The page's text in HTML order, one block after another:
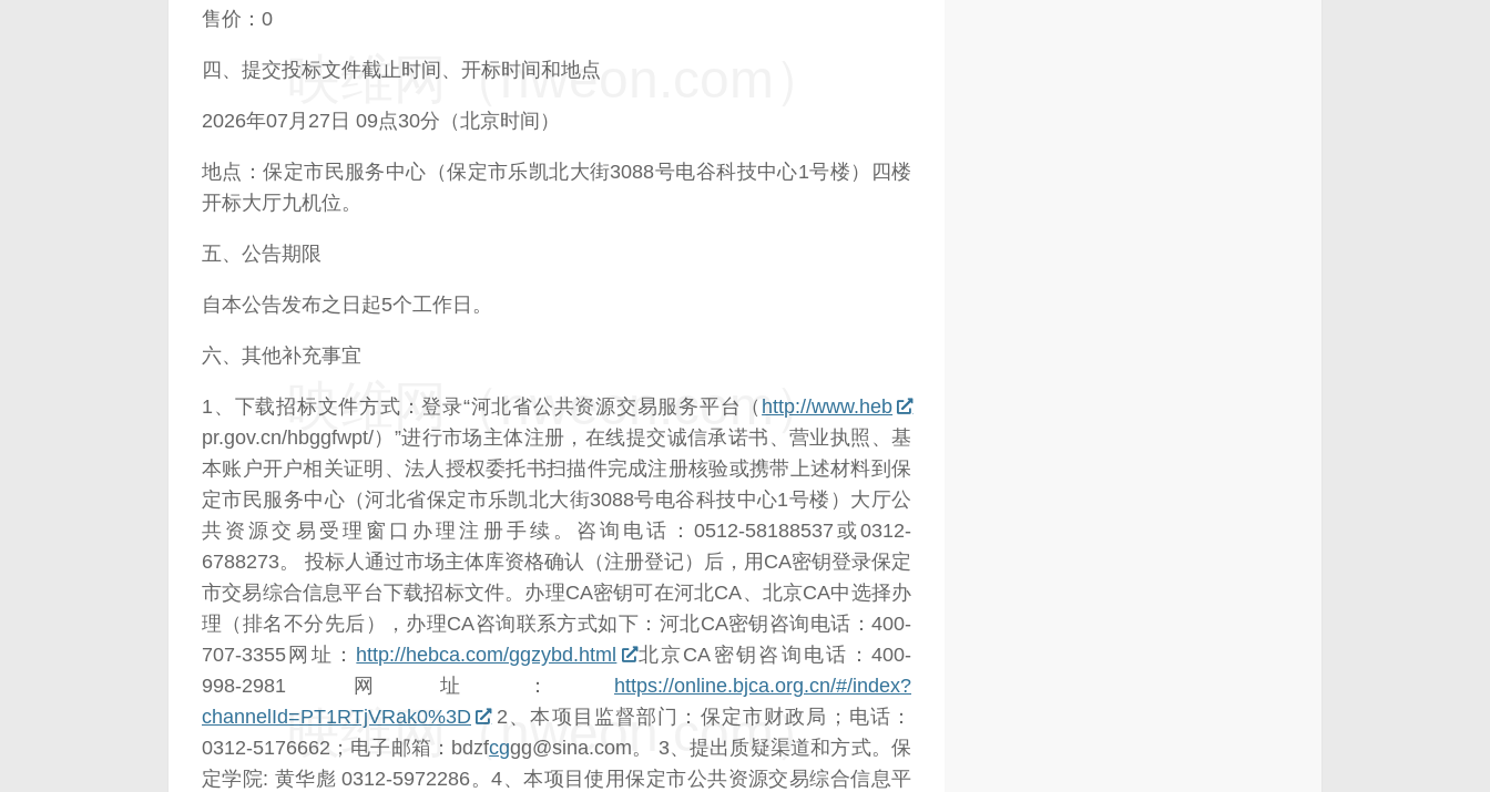
售价：0
四、提交投标文件截止时间、开标时间和地点
2026年07月27日 09点30分（北京时间）
地点：保定市民服务中心（保定市乐凯北大街3088号电谷科技中心1号楼）四楼
开标大厅九机位。
五、公告期限
自本公告发布之日起5个工作日。
六、其他补充事宜
1、下载招标文件方式：登录“河北省公共资源交易服务平台（ http://www.heb
pr.gov.cn/hbggfwpt/）”进行市场主体注册，在线提交诚信承诺书、营业执照、基
本账户开户相关证明、法人授权委托书扫描件完成注册核验或携带上述材料到保
定市民服务中心（河北省保定市乐凯北大街3088号电谷科技中心1号楼）大厅公
共资源交易受理窗口办理注册手续。咨询电话：0512-58188537或0312-
6788273。 投标人通过市场主体库资格确认（注册登记）后，用CA密钥登录保定
市交易综合信息平台下载招标文件。办理CA密钥可在河北CA、北京CA中选择办
理（排名不分先后），办理CA咨询联系方式如下：河北CA密钥咨询电话：400-
707-3355网址： http://hebca.com/ggzybd.html
北京CA密钥咨询电话：400-
998-2981网址： https://online.bjca.org.cn/#/index?
channelId=PT1RTjVRak0%3D
2、本项目监督部门：保定市财政局；电话：
0312-5176662；电子邮箱：bdzfcggg@sina.com。 3、提出质疑渠道和方式。保
定学院: 黄华彪 0312-5972286。4、本项目使用保定市公共资源交易综合信息平
映维网（nweon.com）
映维网（nweon.com）
映维网（nweon.com）